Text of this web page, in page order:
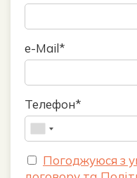
e-Mail*
Телефон*
Погоджуюся з